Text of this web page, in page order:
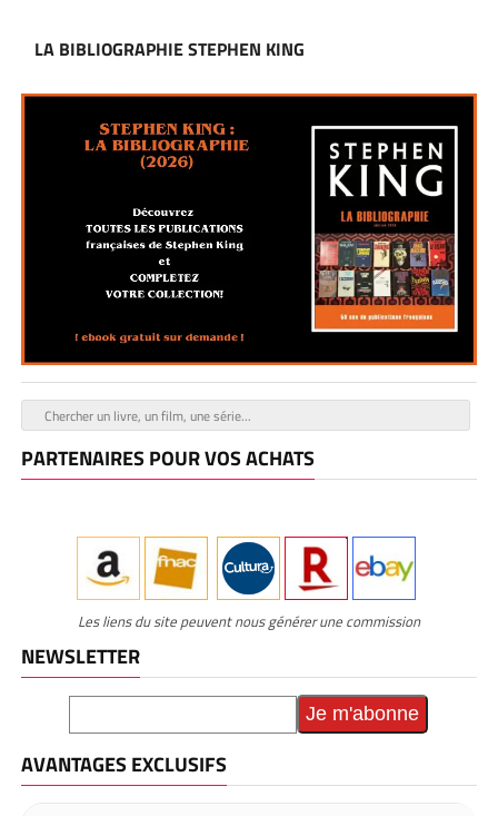
LA BIBLIOGRAPHIE STEPHEN KING
PARTENAIRES POUR VOS ACHATS
Les liens du site peuvent nous générer une commission
NEWSLETTER
AVANTAGES EXCLUSIFS